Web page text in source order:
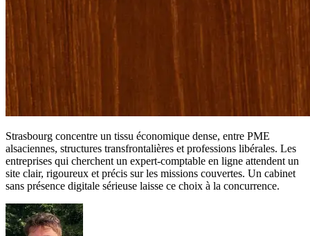
Strasbourg concentre un tissu économique dense, entre PME
alsaciennes, structures transfrontalières et professions libérales. Les
entreprises qui cherchent un expert-comptable en ligne attendent un
site clair, rigoureux et précis sur les missions couvertes. Un cabinet
sans présence digitale sérieuse laisse ce choix à la concurrence.